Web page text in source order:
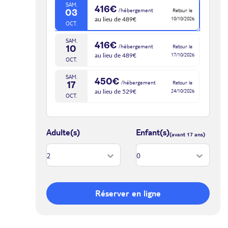
SAM.
03
OCT.
416€ /hébergement
au lieu de 489€
Retour le
10/10/2026
SAM.
10
OCT.
416€ /hébergement
au lieu de 489€
Retour le
17/10/2026
SAM.
17
OCT.
450€ /hébergement
au lieu de 529€
Retour le
24/10/2026
Adulte(s) Enfant(s)
Réserver en ligne